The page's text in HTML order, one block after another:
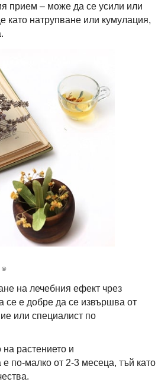
прием – може да се усили или
като натрупване или кумулация,
©
на лечебния ефект чрез
се е добре да се извършва от
или специалист по
растението и
по-малко от 2-3 месеца, тъй като